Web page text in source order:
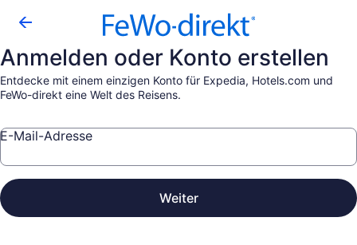
Anmelden oder Konto erstellen
Entdecke mit einem einzigen Konto für Expedia, Hotels.com und
FeWo-direkt eine Welt des Reisens.
E-Mail-Adresse
Weiter